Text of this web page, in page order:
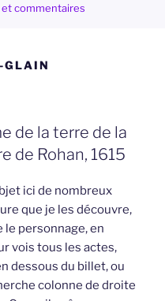
commentaires
GLAIN
de la terre de la
de Rohan, 1615
ici de nombreux
que je les découvre,
personnage, en
vois tous les actes,
dessous du billet, ou
colonne de droite